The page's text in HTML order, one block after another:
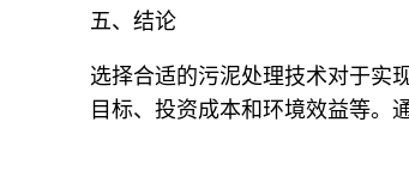
五、结论
选择合适的污泥处理技术对于实
目标、投资成本和环境效益等。